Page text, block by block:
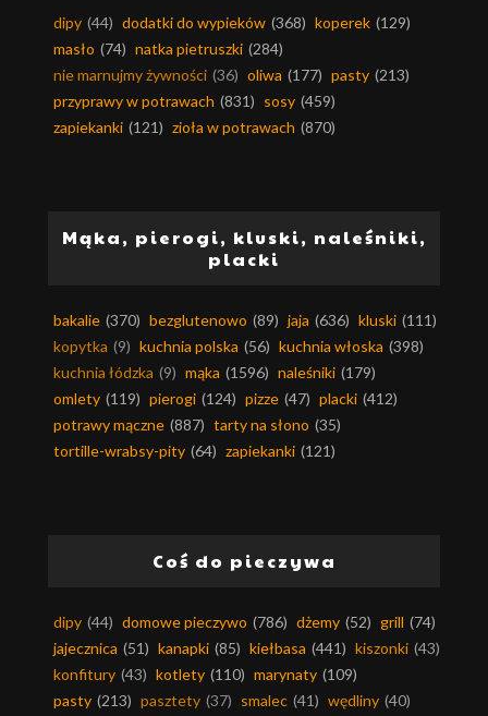
dipy (44) dodatki do wypieków (368) koperek (129)
masło (74) natka pietruszki (284)
nie marnujmy żywności (36) oliwa (177) pasty (213)
przyprawy w potrawach (831) sosy (459)
zapiekanki (121) zioła w potrawach (870)
Mąka, pierogi, kluski, naleśniki,
placki
bakalie (370) bezglutenowo (89) jaja (636) kluski (111)
kopytka (9) kuchnia polska (56) kuchnia włoska (398)
kuchnia łódzka (9) mąka (1596) naleśniki (179)
omlety (119) pierogi (124) pizze (47) placki (412)
potrawy mączne (887) tarty na słono (35)
tortille-wrabsy-pity (64) zapiekanki (121)
Coś do pieczywa
dipy (44) domowe pieczywo (786) dżemy (52) grill (74)
jajecznica (51) kanapki (85) kiełbasa (441) kiszonki (43)
konfitury (43) kotlety (110) marynaty (109)
pasty (213) pasztety (37) smalec (41) wędliny (40)